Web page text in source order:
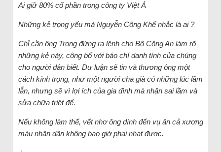
Ai giữ 80% cổ phần trong công ty Việt Á
Những kẻ trọng yếu mà Nguyễn Công Khế nhắc là ai ?
Chỉ cần ông Trọng đứng ra lệnh cho Bộ Công An làm rõ
những kẻ này, công bố với báo chí danh tính của chúng
cho người dân biết. Dư luận sẽ tin và thương ông một
cách kính trọng, như một người cha già có những lúc lầm
lẫn, nhưng sẽ vì lợi ích của gia đình mà nhận sai lầm và
sửa chữa triệt để.
Nếu không làm thế, vết nhơ ông dính đến vụ ăn cả xương
máu nhân dân không bao giờ phai nhạt được.